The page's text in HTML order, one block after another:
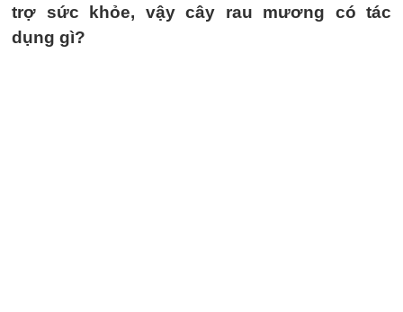
trợ sức khỏe, vậy cây rau mương có tác
dụng gì?